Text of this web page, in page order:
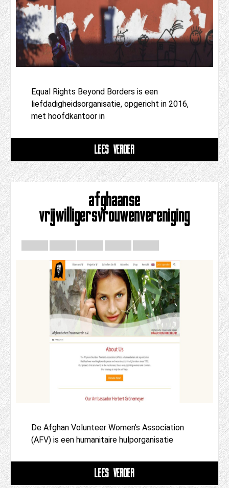
Equal Rights Beyond Borders is een
liefdadigheidsorganisatie, opgericht in 2016,
met hoofdkantoor in
LEES VERDER
afghaanse
vrijwilligersvrouwenvereniging
De Afghan Volunteer Women’s Association
(AFV) is een humanitaire hulporganisatie
LEES VERDER